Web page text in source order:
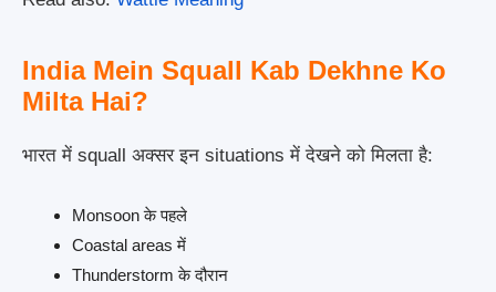
India Mein Squall Kab Dekhne Ko
Milta Hai?
भारत में squall अक्सर इन situations में देखने को मिलता है:
Monsoon के पहले
Coastal areas में
Thunderstorm के दौरान